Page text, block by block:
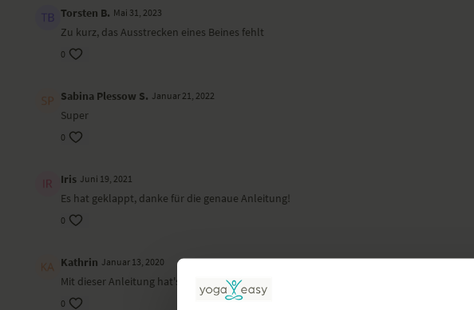
Torsten B. Mai 31, 2023
Zu kurz, das Ausstrecken eines Beines fehlt
0
Sabina Plessow S. Januar 21, 2022
Super
0
Iris Juni 19, 2021
Es hat geklappt, danke für die genaue Anleitung!
0
Kathrin Januar 13, 2020
Mit dieser Anleitung hat's geklappt! :)
0